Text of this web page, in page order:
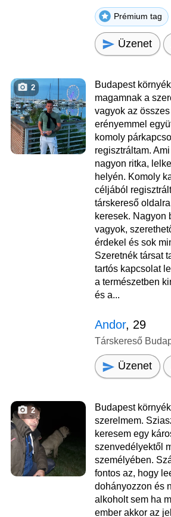
Prémium tag
Üzenet
2
Budapest
magamnak a
vagyok az
erényemmel
komoly
regisztráltam.
nagyon ritka,
helyén. Komoly
céljából
társkereső
keresek. Nagyon
vagyok,
érdekel és sok
Szeretnék társat
tartós kapcsolat
a természetben
és a...
Andor, 29
Társkereső
Üzenet
2
Budapest
szerelmem.
keresem egy
szenvedélyektől
személyében.
fontos az, hogy
dohányozzon és
alkoholt sem ha
ember akkor az